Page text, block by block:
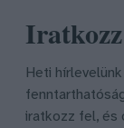
Heti
iratkozz fel, és